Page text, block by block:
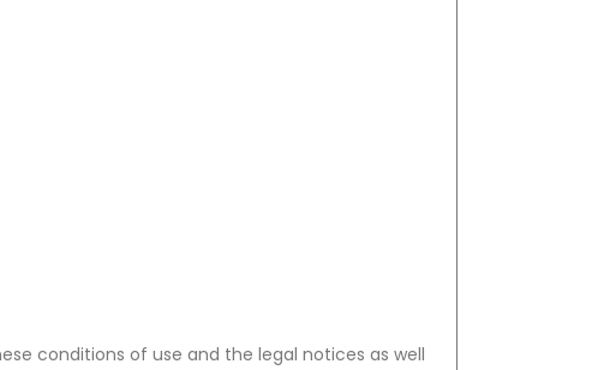
conditions of use and the legal notices as well